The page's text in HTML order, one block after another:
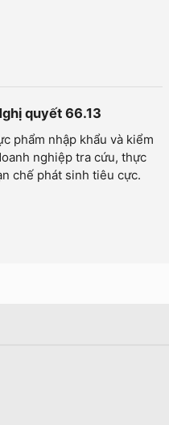
quyết 66.13
phẩm nhập khẩu và kiểm
nghiệp tra cứu, thực
chế phát sinh tiêu cực.